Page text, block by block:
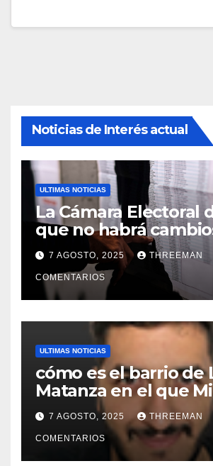
Noticias de Interés actual
ULTIMAS NOTICIAS
La Cámara Electoral
que no habrá
lugares de votación
Matanza
7 AGOSTO, 2025 THREEMAN
COMENTARIOS
ULTIMAS NOTICIAS
cómo es el barrio de
Matanza en el que
sacó la foto de
de campaña en
Buenos Aires
7 AGOSTO, 2025 THREEMAN
COMENTARIOS